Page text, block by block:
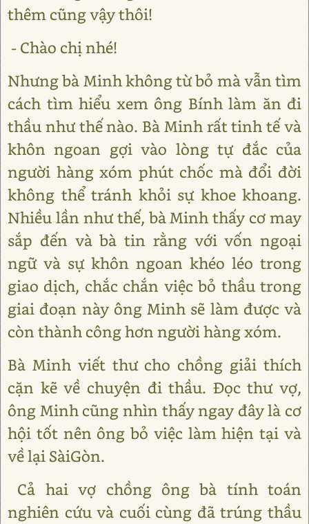
thêm cũng vậy thôi!
- Chào chị nhé!
Nhưng bà Minh không từ bỏ mà vẫn tìm
cách tìm hiểu xem ông Bính làm ăn đi
thầu như thế nào. Bà Minh rất tinh tế và
khôn ngoan gợi vào lòng tự đắc của
người hàng xóm phút chốc mà đổi đời
không thể tránh khỏi sự khoe khoang.
Nhiều lần như thế, bà Minh thấy cơ may
sắp đến và bà tin rằng với vốn ngoại
ngữ và sự khôn ngoan khéo léo trong
giao dịch, chắc chắn việc bỏ thầu trong
giai đoạn này ông Minh sẽ làm được và
còn thành công hơn người hàng xóm.
Bà Minh viết thư cho chồng giải thích
cặn kẽ về chuyện đi thầu. Đọc thư vợ,
ông Minh cũng nhìn thấy ngay đây là cơ
hội tốt nên ông bỏ việc làm hiện tại và
về lại SàiGòn.
Cả hai vợ chồng ông bà tính toán
nghiên cứu và cuối cùng đã trúng thầu